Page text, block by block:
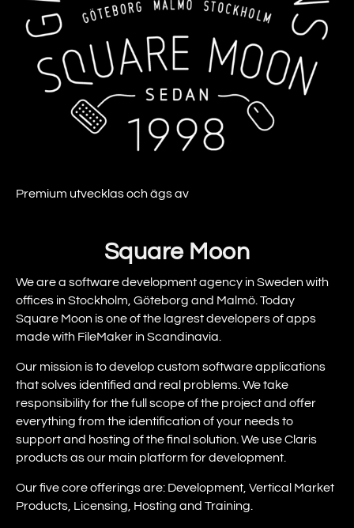
Premium utvecklas och ägs av
Square Moon
We are a software development agency in Sweden with
offices in Stockholm, Göteborg and Malmö. Today
Square Moon is one of the lagrest developers of apps
made with FileMaker in Scandinavia.
Our mission is to develop custom software applications
that solves identified and real problems. We take
responsibility for the full scope of the project and offer
everything from the identification of your needs to
support and hosting of the final solution. We use Claris
products as our main platform for development.
Our five core offerings are: Development, Vertical Market
Products, Licensing, Hosting and Training.